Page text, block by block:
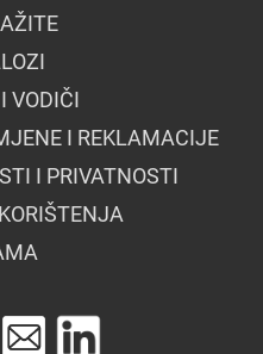
VODIČI
I REKLAMACIJE
I PRIVATNOSTI